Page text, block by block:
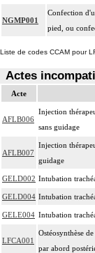
NGMP001
Confection
pied, ou
Liste de codes CCAM pour
Actes
Acte
AFLB006
Injection
sans guidage
AFLB007
Injection
guidage
GELD002 Intubation
GELD004 Intubation
GELE004 Intubation
LFCA001
Ostéosynthèse
par abord